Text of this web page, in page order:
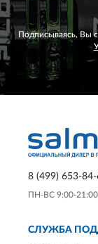
Подписываясь, Вы
8 (499) 653-
ПН-ВС 9:00-21:00
СЛУЖБА